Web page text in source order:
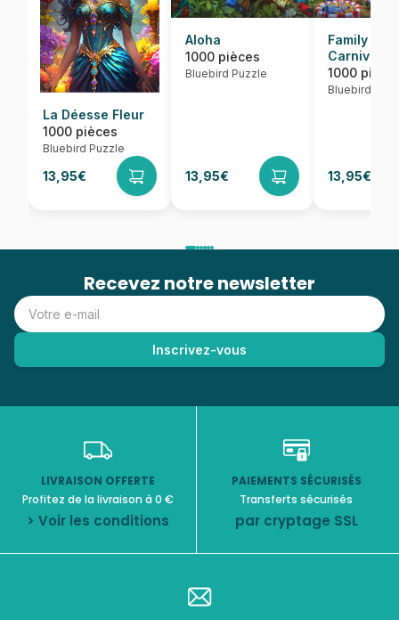
La Déesse Fleur
1000 pièces
Bluebird Puzzle
13,95€
Aloha
1000 pièces
Bluebird Puzzle
13,95€
Family Fun
Carnival
1000
Bluebird
13,95€
Recevez notre newsletter
LIVRAISON OFFERTE
Profitez de la livraison à 0 €
> Voir les conditions
PAIEMENTS SÉCURISÉS
Transferts sécurisés
par cryptage SSL